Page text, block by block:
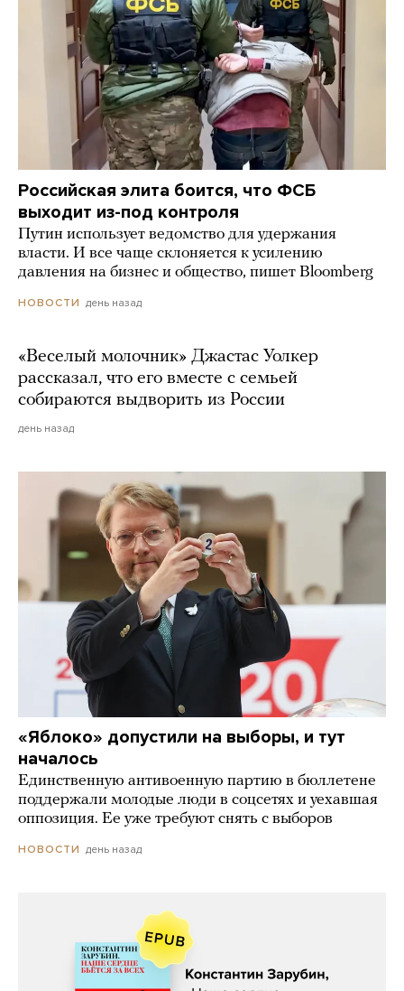
Российская элита боится, что ФСБ
выходит из-под контроля
Путин использует ведомство для удержания
власти. И все чаще склоняется к усилению
давления на бизнес и общество, пишет Bloomberg
НОВОСТИ день назад
«Веселый молочник» Джастас Уолкер
рассказал, что его вместе с семьей
собираются выдворить из России
день назад
«Яблоко» допустили на выборы, и тут
началось
Единственную антивоенную партию в бюллетене
поддержали молодые люди в соцсетях и уехавшая
оппозиция. Ее уже требуют снять с выборов
НОВОСТИ день назад